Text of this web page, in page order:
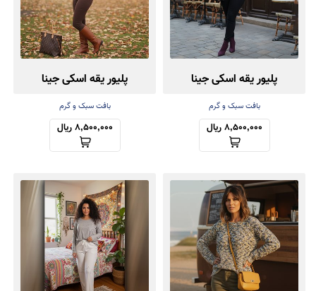
پلیور یقه اسکی جینا
بافت سبک و گرم
8,500,000 ریال
پلیور یقه اسکی جینا
بافت سبک و گرم
8,500,000 ریال